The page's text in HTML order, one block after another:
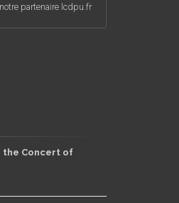
partenaire lcdpu.fr
the Concert of